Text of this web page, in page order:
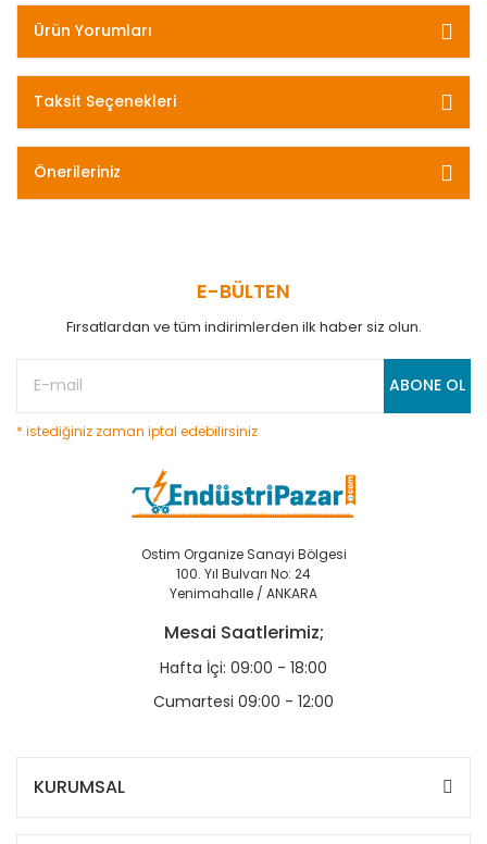
Ürün Yorumları
Taksit Seçenekleri
Önerileriniz
E-BÜLTEN
Fırsatlardan ve tüm indirimlerden ilk haber siz olun.
ABONE OL
* istediğiniz zaman iptal edebilirsiniz
Ostim Organize Sanayi Bölgesi
100. Yıl Bulvarı No: 24
Yenimahalle / ANKARA
Mesai Saatlerimiz;
Hafta İçi: 09:00 - 18:00
Cumartesi 09:00 - 12:00
KURUMSAL